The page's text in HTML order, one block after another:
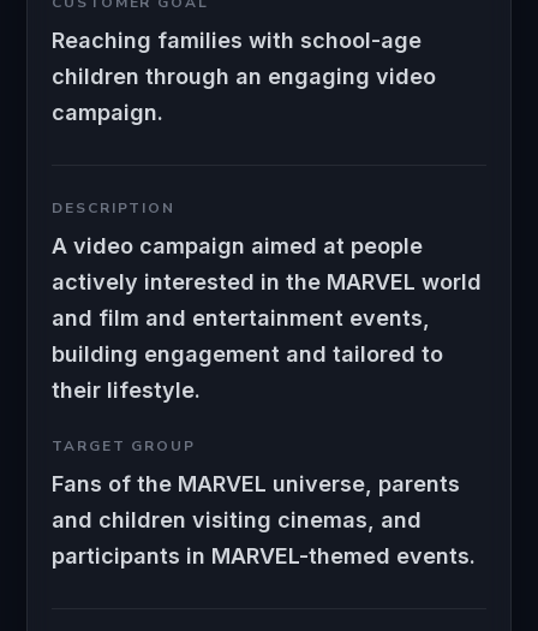
Reaching families with school-age
children through an engaging video
campaign.
DESCRIPTION
A video campaign aimed at people
actively interested in the MARVEL world
and film and entertainment events,
building engagement and tailored to
their lifestyle.
TARGET GROUP
Fans of the MARVEL universe, parents
and children visiting cinemas, and
participants in MARVEL-themed events.